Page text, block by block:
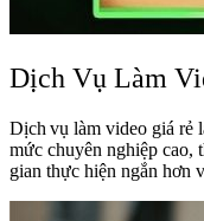
Dịch Vụ Làm
Dịch vụ làm video giá rẻ
mức chuyên nghiệp cao,
gian thực hiện ngắn hơn